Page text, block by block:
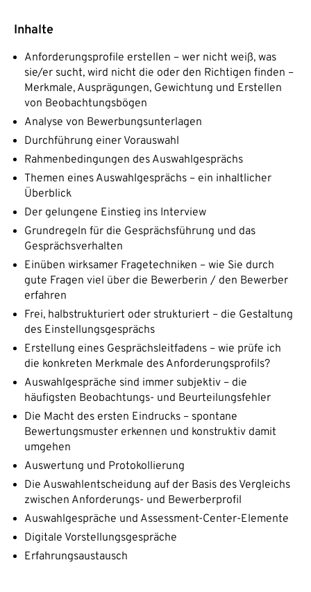
Inhalte
Anforderungsprofile erstellen – wer nicht weiß, was
sie/er sucht, wird nicht die oder den Richtigen finden –
Merkmale, Ausprägungen, Gewichtung und Erstellen
von Beobachtungsbögen
Analyse von Bewerbungsunterlagen
Durchführung einer Vorauswahl
Rahmenbedingungen des Auswahlgesprächs
Themen eines Auswahlgesprächs – ein inhaltlicher
Überblick
Der gelungene Einstieg ins Interview
Grundregeln für die Gesprächsführung und das
Gesprächsverhalten
Einüben wirksamer Fragetechniken – wie Sie durch
gute Fragen viel über die Bewerberin / den Bewerber
erfahren
Frei, halbstrukturiert oder strukturiert – die Gestaltung
des Einstellungsgesprächs
Erstellung eines Gesprächsleitfadens – wie prüfe ich
die konkreten Merkmale des Anforderungsprofils?
Auswahlgespräche sind immer subjektiv – die
häufigsten Beobachtungs- und Beurteilungsfehler
Die Macht des ersten Eindrucks – spontane
Bewertungsmuster erkennen und konstruktiv damit
umgehen
Auswertung und Protokollierung
Die Auswahlentscheidung auf der Basis des Vergleichs
zwischen Anforderungs- und Bewerberprofil
Auswahlgespräche und Assessment-Center-Elemente
Digitale Vorstellungsgespräche
Erfahrungsaustausch